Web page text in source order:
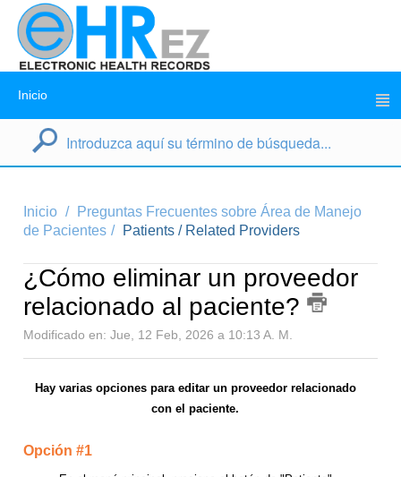
Inicio
Inicio
Preguntas Frecuentes sobre Área de Manejo
de Pacientes
Patients / Related Providers
¿Cómo eliminar un proveedor
relacionado al paciente?
Modificado en: Jue, 12 Feb, 2026 a 10:13 A. M.
Hay varias opciones para editar un proveedor relacionado
con el paciente.
Opción #1